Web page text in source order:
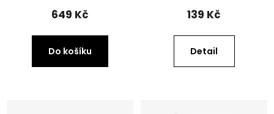
649 Kč
Do košíku
139 Kč
Detail